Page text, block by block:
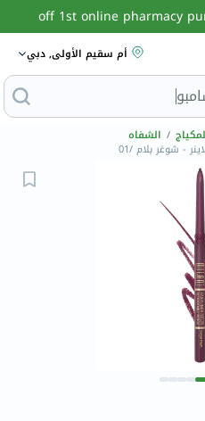
أم سقيم الأولى, دبي
/ الشفاه
- شوغر بلام /01